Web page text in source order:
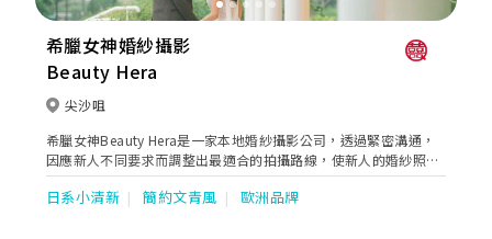
希臘女神婚紗攝影
Beauty Hera
尖沙咀
希臘女神Beauty Hera是一家本地婚紗攝影公司，透過緊密溝通，
因應新人不同要求而調整出最適合的拍攝路線，使新人的婚紗照有
著連貫的故事性。同時亦貼心地提供全方位的婚嫁服務。位於婚紗
街的希臘女神提供一站式婚紗外租，婚紗攝影及婚紗攝錄等服務。
日系小清新 簡約文青風 歐洲品牌